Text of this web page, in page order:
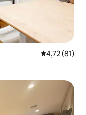
4,72 de uma
4,72 (81)